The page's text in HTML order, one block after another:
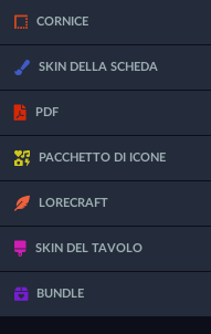
CORNICE
SKIN DELLA SCHEDA
PDF
PACCHETTO DI ICONE
LORECRAFT
SKIN DEL TAVOLO
BUNDLE